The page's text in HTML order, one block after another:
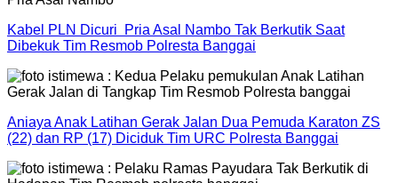
Kabel PLN Dicuri Pria Asal Nambo Tak Berkutik Saat
Dibekuk Tim Resmob Polresta Banggai
Aniaya Anak Latihan Gerak Jalan Dua Pemuda Karaton ZS
(22) dan RP (17) Diciduk Tim URC Polresta Banggai